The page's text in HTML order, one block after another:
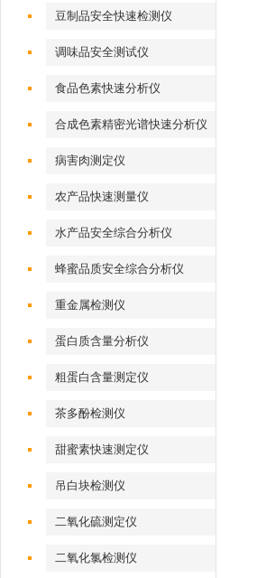
豆制品安全快速检测仪
调味品安全测试仪
食品色素快速分析仪
合成色素精密光谱快速分析仪
病害肉测定仪
农产品快速测量仪
水产品安全综合分析仪
蜂蜜品质安全综合分析仪
重金属检测仪
蛋白质含量分析仪
粗蛋白含量测定仪
茶多酚检测仪
甜蜜素快速测定仪
吊白块检测仪
二氧化硫测定仪
二氧化氯检测仪